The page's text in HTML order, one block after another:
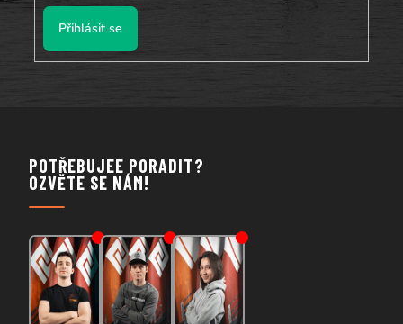
Přihlásit se
POTŘEBUJEE PORADIT?
OZVĚTE SE NÁM!